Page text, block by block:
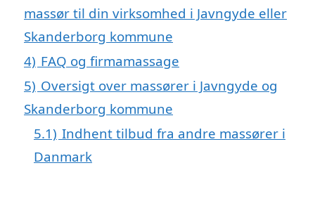
massør til din virksomhed i Javngyde eller
Skanderborg kommune
4) FAQ og firmamassage
5) Oversigt over massører i Javngyde og
Skanderborg kommune
5.1) Indhent tilbud fra andre massører i
Danmark